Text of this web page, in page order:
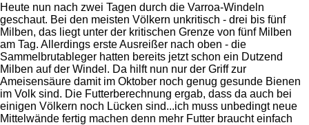
ick
hör
Dir
trapsen...
Heute nun nach zwei Tagen durch die Varroa-Windeln
geschaut. Bei den meisten Völkern unkritisch - drei bis fünf
Milben, das liegt unter der kritischen Grenze von fünf Milben
am Tag. Allerdings erste Ausreißer nach oben - die
Sammelbrutableger hatten bereits jetzt schon ein Dutzend
Milben auf der Windel. Da hilft nun nur der Griff zur
Ameisensäure damit im Oktober noch genug gesunde Bienen
im Volk sind. Die Futterberechnung ergab, dass da auch bei
einigen Völkern noch Lücken sind...ich muss unbedingt neue
Mittelwände fertig machen denn mehr Futter braucht einfach